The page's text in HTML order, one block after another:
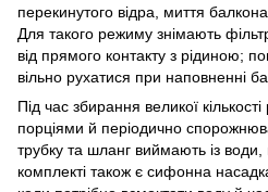
перекинутого відра, миття балкона
Для такого режиму знімають
від прямого контакту з рідиною;
вільно рухатися при наповненні
Під час збирання великої
порціями й періодично
трубку та шланг виймають із
комплекті також є сифонна